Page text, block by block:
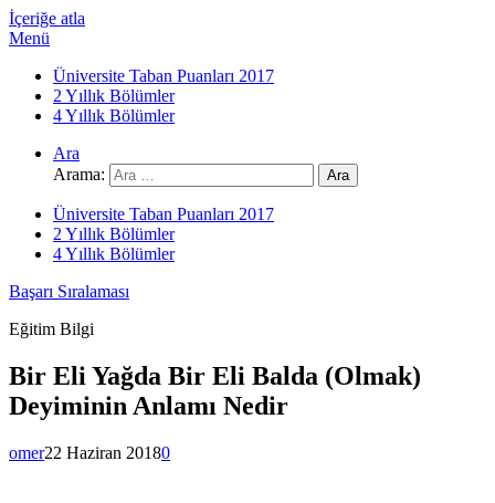
İçeriğe atla
Menü
Üniversite Taban Puanları 2017
2 Yıllık Bölümler
4 Yıllık Bölümler
Ara
Arama:
Üniversite Taban Puanları 2017
2 Yıllık Bölümler
4 Yıllık Bölümler
Başarı Sıralaması
Eğitim Bilgi
Bir Eli Yağda Bir Eli Balda (Olmak)
Deyiminin Anlamı Nedir
omer22 Haziran 20180